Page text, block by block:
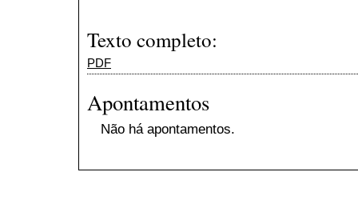
Texto completo:
PDF
Apontamentos
Não há apontamentos.